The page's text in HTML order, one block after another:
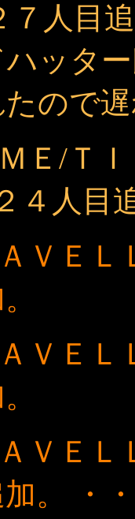
７人目
ハッタ
ので
Ｅ/Ｔ
４人目
ＶＥ
ＶＥ
ＶＥ
。 ・